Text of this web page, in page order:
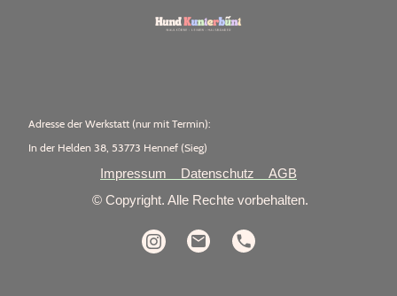
Adresse der Werkstatt (nur mit Termin):
In der Helden 38, 53773 Hennef (Sieg)
Impressum Datenschutz AGB
© Copyright. Alle Rechte vorbehalten.